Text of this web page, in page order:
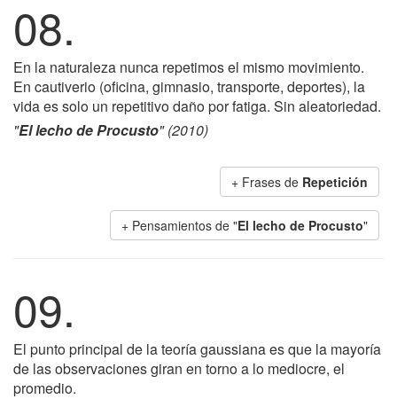
08.
En la naturaleza nunca repetimos el mismo movimiento.
En cautiverio (oficina, gimnasio, transporte, deportes), la
vida es solo un repetitivo daño por fatiga. Sin aleatoriedad.
"El lecho de Procusto" (2010)
+ Frases de Repetición
+ Pensamientos de "El lecho de Procusto"
09.
El punto principal de la teoría gaussiana es que la mayoría
de las observaciones giran en torno a lo mediocre, el
promedio.